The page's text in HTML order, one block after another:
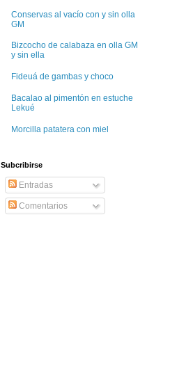
Conservas al vacío con y sin olla
GM
Bizcocho de calabaza en olla GM
y sin ella
Fideuá de gambas y choco
Bacalao al pimentón en estuche
Lekué
Morcilla patatera con miel
Subcribirse
Entradas
Comentarios